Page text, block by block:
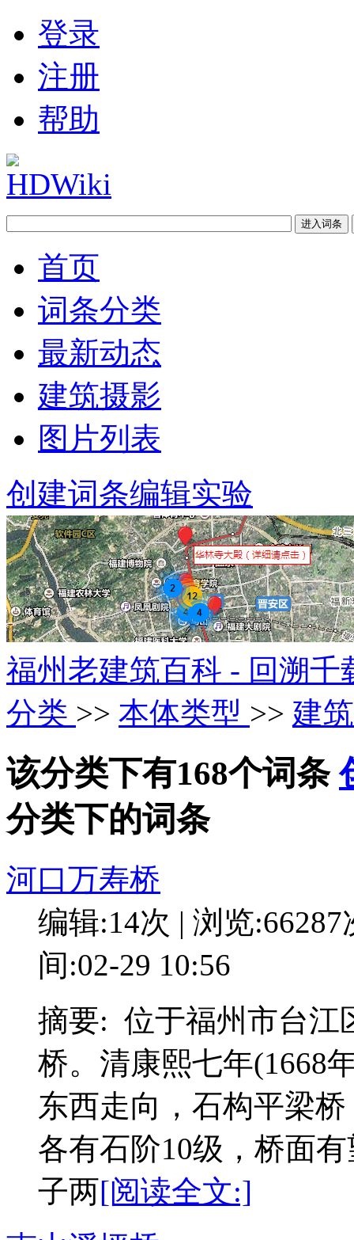
登录
注册
帮助
首页
词条分类
最新动态
建筑摄影
图片列表
创建词条编辑实验
福州老建筑百科 - 回溯
分类 >> 本体类型 >> 建
该分类下有168个词条
分类下的词条
河口万寿桥
编辑:14次 | 浏览:66287
间:02-29 10:56
摘要: 位于福州市台江
桥。清康熙七年(1668
东西走向，石构平梁
各有石阶10级，桥面
子两[阅读全文:]